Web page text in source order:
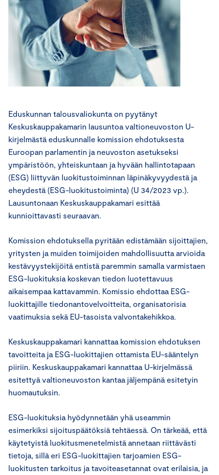
Eduskunnan talousvaliokunta on pyytänyt
Keskuskauppakamarin lausuntoa valtioneuvoston U-
kirjelmästä eduskunnalle komission ehdotuksesta
Euroopan parlamentin ja neuvoston asetukseksi
ympäristöön, yhteiskuntaan ja hyvään hallintotapaan
(ESG) liittyvän luokitustoiminnan läpinäkyvyydestä ja
eheydestä (ESG-luokitustoiminta) (U 34/2023 vp.).
Lausuntonaan Keskuskauppakamari esittää
kunnioittavasti seuraavan.
Komission ehdotuksella pyritään edistämään sijoittajien,
yritysten ja muiden toimijoiden mahdollisuutta arvioida
kestävyystekijöitä entistä paremmin samalla varmistaen
ESG-luokituksia koskevan tiedon luotettavuus
aikaisempaa kattavammin. Komissio ehdottaa ESG-
luokittajille tiedonantovelvoitteita, organisatorisia
vaatimuksia sekä EU-tasoista valvontakehikkoa.
Keskuskauppakamari kannattaa komission ehdotuksen
tavoitteita ja ESG-luokittajien ottamista EU-sääntelyn
piiriin. Keskuskauppakamari kannattaa U-kirjelmässä
esitettyä valtioneuvoston kantaa jäljempänä esitetyin
huomautuksin.
ESG-luokituksia hyödynnetään yhä useammin
esimerkiksi sijoituspäätöksiä tehtäessä. On tärkeää, että
käytetyistä luokitusmenetelmistä annetaan riittävästi
tietoja, sillä eri ESG-luokittajien tarjoamien ESG-
luokitusten tarkoitus ja tavoiteasetannat ovat erilaisia, ja